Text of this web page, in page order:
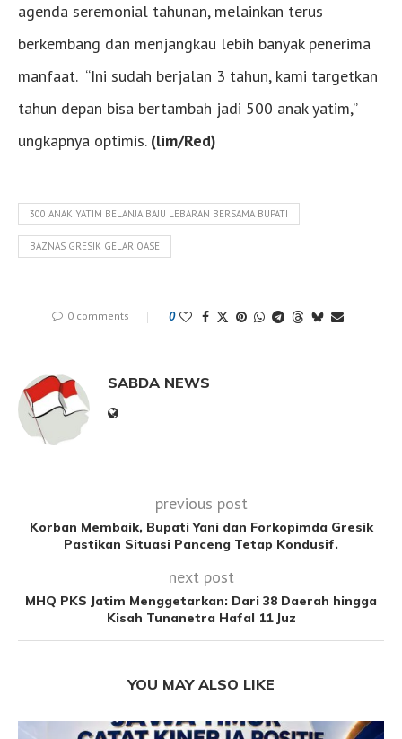
agenda seremonial tahunan, melainkan terus
berkembang dan menjangkau lebih banyak penerima
manfaat. “Ini sudah berjalan 3 tahun, kami targetkan
tahun depan bisa bertambah jadi 500 anak yatim,”
ungkapnya optimis. (lim/Red)
300 ANAK YATIM BELANJA BAJU LEBARAN BERSAMA BUPATI
BAZNAS GRESIK GELAR OASE
0 comments 0
SABDA NEWS
previous post
Korban Membaik, Bupati Yani dan Forkopimda Gresik
Pastikan Situasi Panceng Tetap Kondusif.
next post
MHQ PKS Jatim Menggetarkan: Dari 38 Daerah hingga
Kisah Tunanetra Hafal 11 Juz
YOU MAY ALSO LIKE